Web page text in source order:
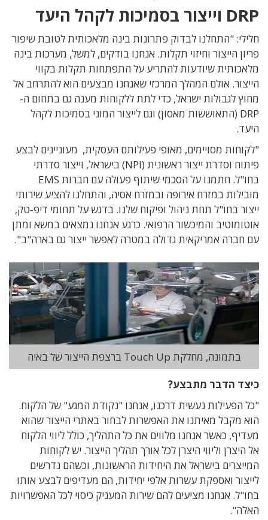
DRP וייצור בסמיכות לקהל היעד
חלילי: "התחלנו לבדוק פתרונות בינה מלאכותית לטובת שיפור
פריון הייצור וחיזוי תקלות. אנחנו בודקים, למשל, מערכות בינה
מלאכותית שיודעות להתריע על התפתחות תקלות בקווי
הייצור. אולם המהלך המרכזי שאנחנו מבצעים הוא להתרחב אל
מחוץ לגבולות ישראל, כדי לתת ללקוחות מענה גם בתחום ה-
DRP (התאוששות מאסון) וגם לייצור המוני בסמיכות לקהל
היעד.
"לקוחות מסויימים, מאופי פעילותם העסקית, מעוניינים לבצע
פיתוח וסדרת ייצור ראשונית (NPI) בישראל, וייצור סדרתי
בחו"ל. חתמנו על הסכמי שיתוף פעולה עם חברות EMS
מובילות במזרח אירופה ובמזרח אסיה, והתחלנו להציע שירותי
ייצור בחו"ל תחת ניהול ופיקוח שלנו. בדגש על תחומי דיפ-טק,
אוטומוטיב והמיכשור הרפואי. כרגע אנחנו נמצאים במשא ומתן
עם חברה אמריקאית גדולה במטרה לאפשר ייצור גם בארה"ב".
בתמונה, מחלקת Touch Up ברצפת הייצור של באיה
כיצד הדבר מתבצע?
"כל הפעילות נעשית דרכנו, אנחנו "נקודת המגע" של הלקוח.
הוא מקבל מאיתנו את האפשרות לבחור באתרי הייצור שהוא
מעדיף, כאשר אנחנו מלווים את כל התהליך, כולל ליווי הלקוח
אל היצרן וליווי היצרן לכל אורך תהליך הייצור. יש לקוחות
המייצרים בישראל את היחידות הראשונות, וכשהם נדרשים
לייצור ואספקת עשרות אלפי יחידות, הם מעדיפים לבצע אותו
בחו"ל. אנחנו מציעים להם שירות המעניק כיסוי לכל האפשרויות
האלה".